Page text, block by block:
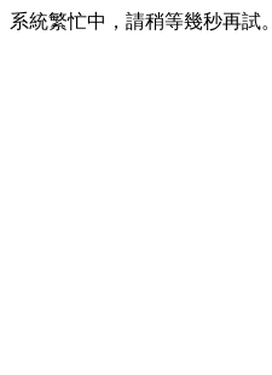
系統繁忙中，請稍等幾秒再試。